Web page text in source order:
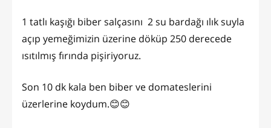
1 tatlı kaşığı biber salçasını 2 su bardağı ılık suyla
açıp yemeğimizin üzerine döküp 250 derecede
ısıtılmış fırında pişiriyoruz.
Son 10 dk kala ben biber ve domateslerini
üzerlerine koydum.😊😊